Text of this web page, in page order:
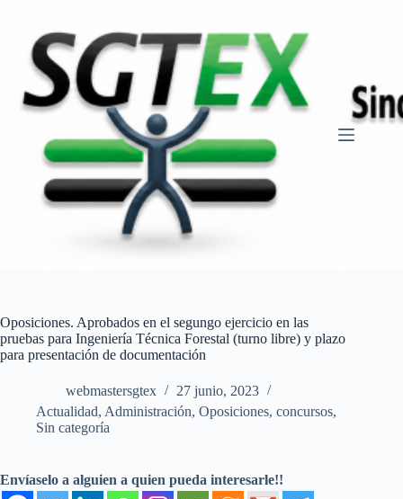
contenido
Oposiciones. Aprobados en el segungo ejercicio en las
pruebas para Ingeniería Técnica Forestal (turno libre) y plazo
para presentación de documentación
webmastersgtex
27 junio, 2023
Actualidad, Administración, Oposiciones, concursos,
Sin categoría
Envíaselo a alguien a quien pueda interesarle!!